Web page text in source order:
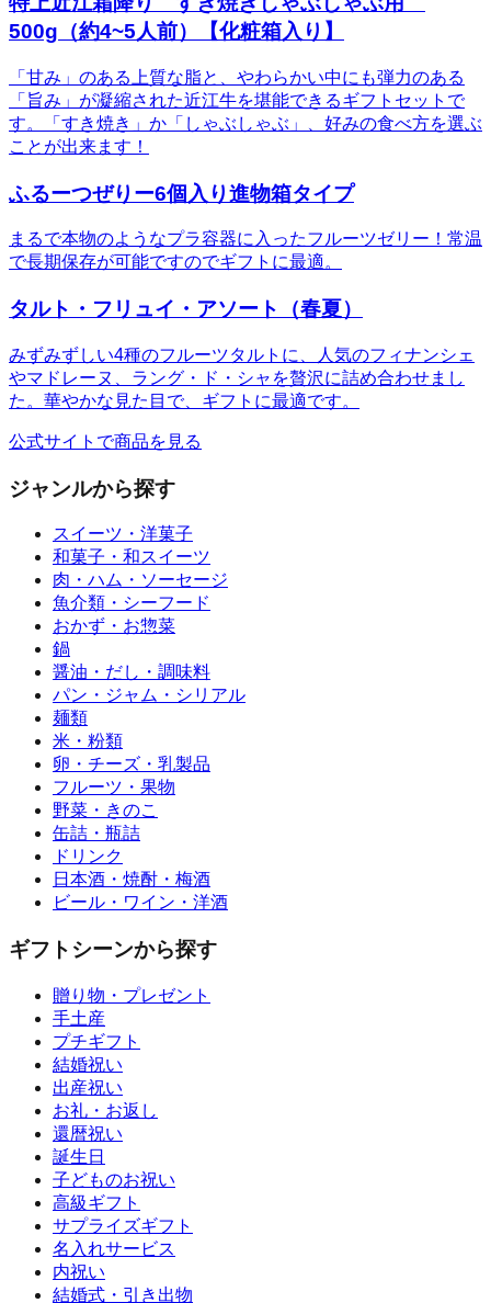
500g（約4~5人前）【化粧箱入り】
「甘み」のある上質な脂と、やわらかい中にも弾力のある
「旨み」が凝縮された近江牛を堪能できるギフトセットで
す。「すき焼き」か「しゃぶしゃぶ」、好みの食べ方を選ぶ
ことが出来ます！
ふるーつぜりー6個入り進物箱タイプ
まるで本物のようなプラ容器に入ったフルーツゼリー！常温
で長期保存が可能ですのでギフトに最適。
タルト・フリュイ・アソート（春夏）
みずみずしい4種のフルーツタルトに、人気のフィナンシェ
やマドレーヌ、ラング・ド・シャを贅沢に詰め合わせまし
た。華やかな見た目で、ギフトに最適です。
公式サイトで商品を見る
ジャンルから探す
スイーツ・洋菓子
和菓子・和スイーツ
肉・ハム・ソーセージ
魚介類・シーフード
おかず・お惣菜
鍋
醤油・だし・調味料
パン・ジャム・シリアル
麺類
米・粉類
卵・チーズ・乳製品
フルーツ・果物
野菜・きのこ
缶詰・瓶詰
ドリンク
日本酒・焼酎・梅酒
ビール・ワイン・洋酒
ギフトシーンから探す
贈り物・プレゼント
手土産
プチギフト
結婚祝い
出産祝い
お礼・お返し
還暦祝い
誕生日
子どものお祝い
高級ギフト
サプライズギフト
名入れサービス
内祝い
結婚式・引き出物